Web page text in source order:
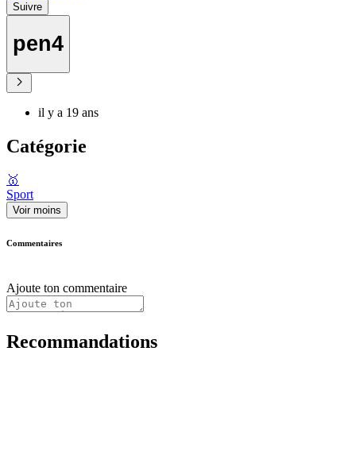
Suivre
pen4
il y a 19 ans
Catégorie
🥇
Sport
Voir moins
Commentaires
Ajoute ton commentaire
Recommandations